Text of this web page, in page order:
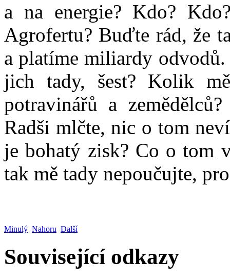
a na energie? Kdo?
Agrofertu? Buďte rád, že
a platíme miliardy
jich tady, šest? Kolik
potravinářů a
Radši mlčte, nic o tom
je bohatý zisk? Co o tom
tak mě tady nepoučujte,
Minulý Nahoru Další
Související odkazy